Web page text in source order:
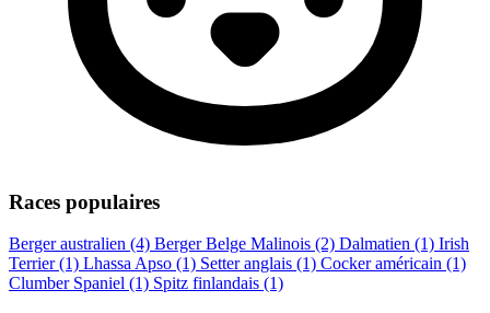
Races populaires
Berger australien (4) Berger Belge Malinois (2) Dalmatien (1) Irish
Terrier (1) Lhassa Apso (1) Setter anglais (1) Cocker américain (1)
Clumber Spaniel (1) Spitz finlandais (1)